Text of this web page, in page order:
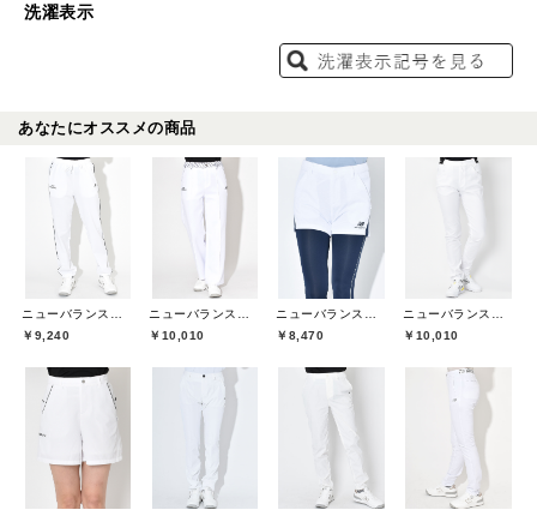
洗濯表示
あなたにオススメの商品
￥9,240
￥10,010
￥8,470
￥10,010